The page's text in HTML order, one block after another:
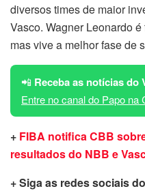
diversos times de maior
Vasco. Wagner Leonardo
mas vive a melhor fase de
📲 Receba as notícias do
Entre no canal do Papo na
+ FIBA notifica CBB
resultados do NBB e
+ Siga as redes sociais